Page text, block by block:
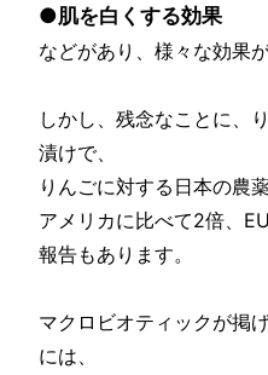
●肌を白くする効果
などがあり、様々な効果
しかし、残念なことに、
漬けで、
りんごに対する日本の農
アメリカに比べて2倍、
報告もあります。
マクロビオティックが掲
には、